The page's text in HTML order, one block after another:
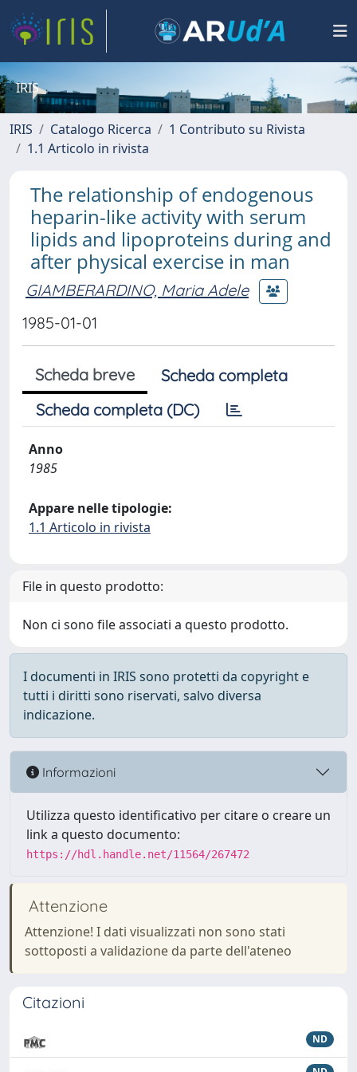
IRIS
IRIS Catalogo Ricerca
1 Contributo su Rivista
1.1 Articolo in rivista
The relationship of endogenous
heparin-like activity with serum
lipids and lipoproteins during and
after physical exercise in man
GIAMBERARDINO, Maria Adele
1985-01-01
Scheda breve
Scheda completa
Scheda completa (DC)
Anno
1985
Appare nelle tipologie:
1.1 Articolo in rivista
File in questo prodotto:
Non ci sono file associati a questo prodotto.
I documenti in IRIS sono protetti da copyright e
tutti i diritti sono riservati, salvo diversa
indicazione.
Informazioni
Utilizza questo identificativo per citare o creare un
link a questo documento:
https://hdl.handle.net/11564/267472
Attenzione
Attenzione! I dati visualizzati non sono stati
sottoposti a validazione da parte dell'ateneo
Citazioni
ND